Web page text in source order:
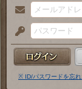
メ
ー
ル
ア
パ
ス
※ ID/パスワードを忘